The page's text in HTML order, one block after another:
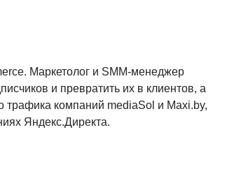
Маркетолог и SMM-менеджер
и превратить их в клиентов, а
трафика компаний mediaSol и Maxi.by,
Яндекс.Директа.